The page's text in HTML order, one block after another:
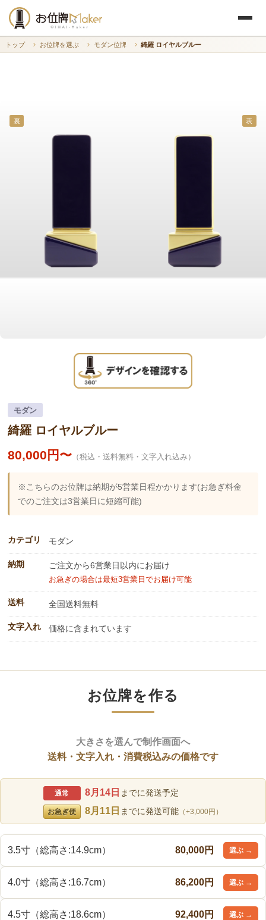
トップ お位牌を選ぶ モダン位牌 綺羅 ロイヤルブルー
裏 表
モダン
綺羅 ロイヤルブルー
80,000円〜（税込・送料無料・文字入れ込み）
※こちらのお位牌は納期が5営業日程かかります(お急ぎ料金
でのご注文は3営業日に短縮可能)
カテゴリ モダン
納期 ご注文から6営業日以内にお届け
お急ぎの場合は最短3営業日でお届け可能
送料 全国送料無料
文字入れ 価格に含まれています
お位牌を作る
大きさを選んで制作画面へ
送料・文字入れ・消費税込みの価格です
通常 8月14日 までに発送予定
お急ぎ便 8月11日 までに発送可能 （+3,000円）
3.5寸（総高さ:14.9cm） 80,000円
4.0寸（総高さ:16.7cm） 86,200円
4.5寸（総高さ:18.6cm） 92,400円